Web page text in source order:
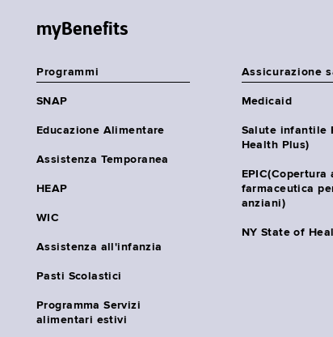
myBenefits
Programmi
SNAP
Educazione Alimentare
Assistenza Temporanea
HEAP
WIC
Assistenza all'infanzia
Pasti Scolastici
Programma Servizi
alimentari estivi
Assicurazione
Medicaid
Salute infantile
Health Plus)
EPIC(Copertura
farmaceutica
anziani)
NY State of